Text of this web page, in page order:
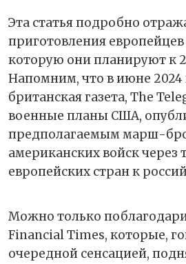
Эта статья подробно
приготовления европейцев
которую они планируют к
Напомним, что в июне 2024
британская газета, The
военные планы США,
предполагаемым марш-
американских войск через
европейских стран к
Можно только
Financial Times, которые,
очередной сенсацией,